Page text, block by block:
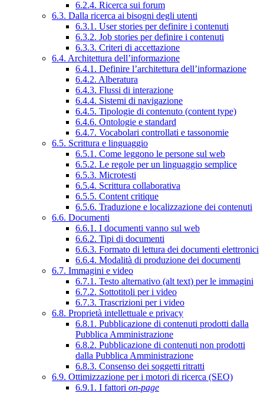
6.2.4. Ricerca sui forum
6.3. Dalla ricerca ai bisogni degli utenti
6.3.1. User stories per definire i contenuti
6.3.2. Job stories per definire i contenuti
6.3.3. Criteri di accettazione
6.4. Architettura dell’informazione
6.4.1. Definire l’architettura dell’informazione
6.4.2. Alberatura
6.4.3. Flussi di interazione
6.4.4. Sistemi di navigazione
6.4.5. Tipologie di contenuto (content type)
6.4.6. Ontologie e standard
6.4.7. Vocabolari controllati e tassonomie
6.5. Scrittura e linguaggio
6.5.1. Come leggono le persone sul web
6.5.2. Le regole per un linguaggio semplice
6.5.3. Microtesti
6.5.4. Scrittura collaborativa
6.5.5. Content critique
6.5.6. Traduzione e localizzazione dei contenuti
6.6. Documenti
6.6.1. I documenti vanno sul web
6.6.2. Tipi di documenti
6.6.3. Formato di lettura dei documenti elettronici
6.6.4. Modalità di produzione dei documenti
6.7. Immagini e video
6.7.1. Testo alternativo (alt text) per le immagini
6.7.2. Sottotitoli per i video
6.7.3. Trascrizioni per i video
6.8. Proprietà intellettuale e privacy
6.8.1. Pubblicazione di contenuti prodotti dalla
Pubblica Amministrazione
6.8.2. Pubblicazione di contenuti non prodotti
dalla Pubblica Amministrazione
6.8.3. Consenso dei soggetti ritratti
6.9. Ottimizzazione per i motori di ricerca (SEO)
6.9.1. I fattori on-page